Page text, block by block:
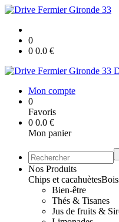
0
0 0.0 €
Mon compte
0
Favoris
0 0.0 €
Mon panier
Nos Produits
Chips et cacahuètes
Bien-être
Thés & Tisanes
Jus de fruits &